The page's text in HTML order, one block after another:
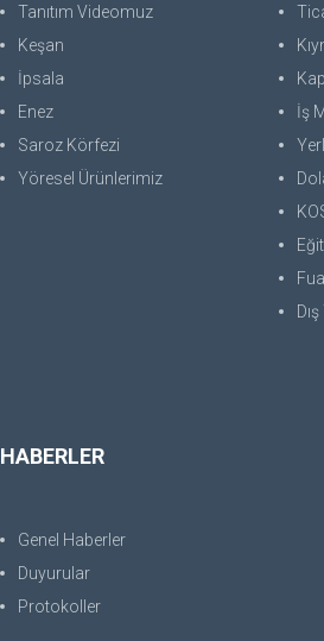
Tanıtım Videomuz
Keşan
İpsala
Enez
Saroz Körfezi
Yöresel Ürünlerimiz
İş
HABERLER
Genel Haberler
Duyurular
Protokoller